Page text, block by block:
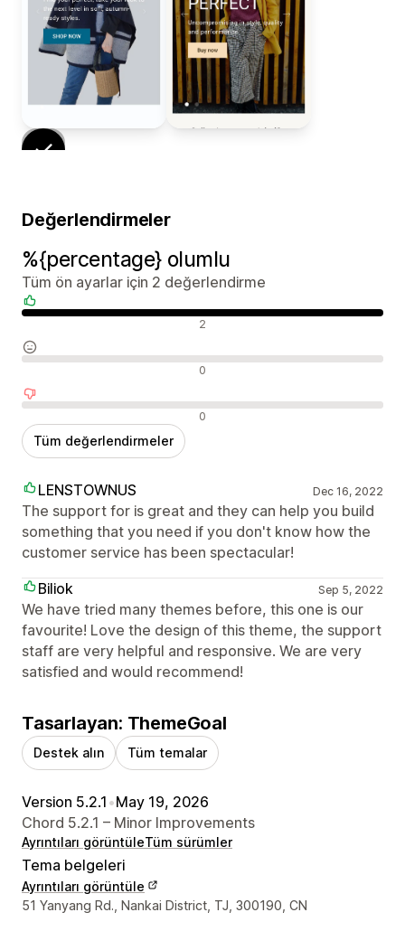
Değerlendirmeler
%{percentage} olumlu
Tüm ön ayarlar için 2 değerlendirme
2
0
0
Tüm değerlendirmeler
LENSTOWNUS Dec 16, 2022
The support for is great and they can help you build
something that you need if you don't know how the
customer service has been spectacular!
Biliok
Sep 5, 2022
We have tried many themes before, this one is our
favourite! Love the design of this theme, the support
staff are very helpful and responsive. We are very
satisfied and would recommend!
Tasarlayan: ThemeGoal
Destek alın Tüm temalar
Version 5.2.1 •May 19, 2026
Chord 5.2.1 – Minor Improvements
Ayrıntıları görüntüleTüm sürümler
Tema belgeleri
Ayrıntıları görüntüle
Tasarımcı iletişim bilgileri
51 Yanyang Rd., Nankai District, TJ, 300190, CN